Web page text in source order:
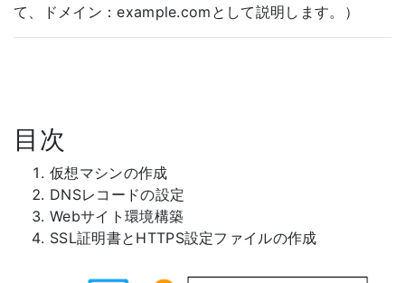
て、ドメイン：example.comとして説明します。）
目次
仮想マシンの作成
DNSレコードの設定
Webサイト環境構築
SSL証明書とHTTPS設定ファイルの作成